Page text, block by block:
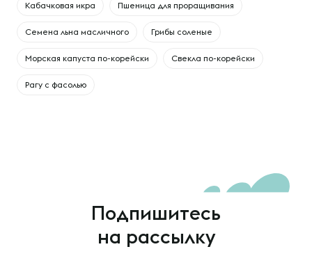
Кабачковая икра Пшеница для проращивания
Семена льна масличного Грибы соленые
Морская капуста по-корейски Свекла по-корейски
Рагу с фасолью
Подпишитесь
на рассылку